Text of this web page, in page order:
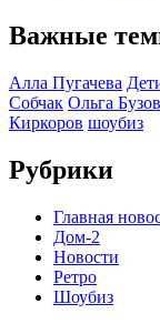
Важные
Алла Пугачева
Собчак Ольга
Киркоров шоубиз
Рубрики
Главная
Дом-2
Новости
Ретро
Шоубиз